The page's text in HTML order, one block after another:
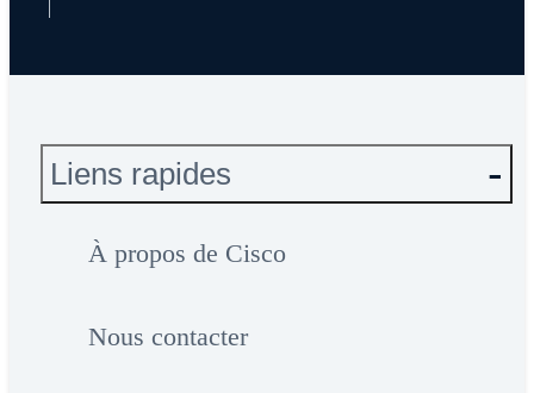
Liens rapides
À propos de Cisco
Nous contacter